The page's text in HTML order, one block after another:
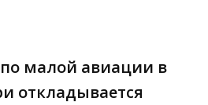
малой авиации в
откладывается